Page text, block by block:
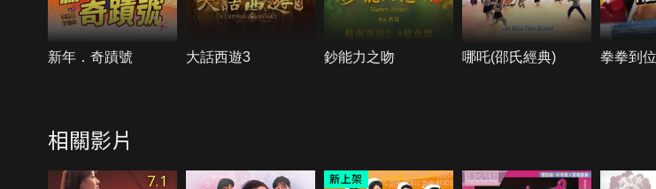
新年．奇蹟號 大話西遊3 鈔能力之吻 哪吒(邵氏經典) 拳拳到位
相關影片
7.1